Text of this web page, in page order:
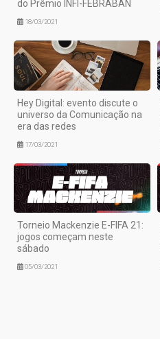
do Prêmio INFI-FEBRABAN
18/03/2021
Hey Digital: evento discute o
universo da Comunicação na
era das redes
17/03/2021
Torneio Mackenzie E-FIFA 21:
jogos começam neste
sábado
05/03/2021